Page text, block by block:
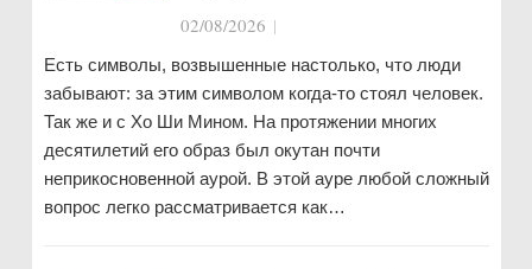
02/08/2026 |
Есть символы, возвышенные настолько, что люди
забывают: за этим символом когда-то стоял человек.
Так же и с Хо Ши Мином. На протяжении многих
десятилетий его образ был окутан почти
неприкосновенной аурой. В этой ауре любой сложный
вопрос легко рассматривается как…